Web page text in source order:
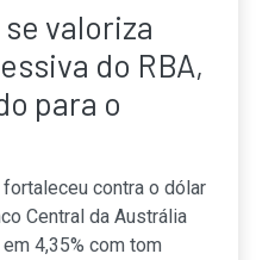
valoriza
do RBA,
para o
contra o dólar
Central da Austrália
4,35% com tom